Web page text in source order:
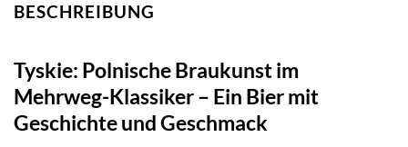
BESCHREIBUNG
Tyskie: Polnische Braukunst im
Mehrweg-Klassiker – Ein Bier mit
Geschichte und Geschmack